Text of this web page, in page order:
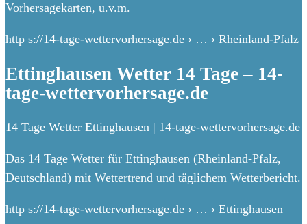
Vorhersagekarten, u.v.m.
http s://14-tage-wettervorhersage.de › … › Rheinland-Pfalz
Ettinghausen Wetter 14 Tage – 14-
tage-wettervorhersage.de
14 Tage Wetter Ettinghausen | 14-tage-wettervorhersage.de
Das 14 Tage Wetter für Ettinghausen (Rheinland-Pfalz,
Deutschland) mit Wettertrend und täglichem Wetterbericht.
http s://14-tage-wettervorhersage.de › … › Ettinghausen